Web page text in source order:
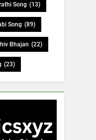
Song (13)
Song (89)
Bhajan (22)
(23)